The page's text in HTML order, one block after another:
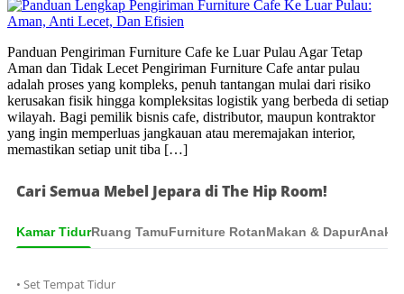
Panduan Pengiriman Furniture Cafe ke Luar Pulau Agar Tetap
Aman dan Tidak Lecet Pengiriman Furniture Cafe antar pulau
adalah proses yang kompleks, penuh tantangan mulai dari risiko
kerusakan fisik hingga kompleksitas logistik yang berbeda di setiap
wilayah. Bagi pemilik bisnis cafe, distributor, maupun kontraktor
yang ingin memperluas jangkauan atau meremajakan interior,
memastikan setiap unit tiba […]
Cari Semua Mebel Jepara di The Hip Room!
Kamar TidurRuang TamuFurniture RotanMakan & DapurAnak
• Set Tempat Tidur